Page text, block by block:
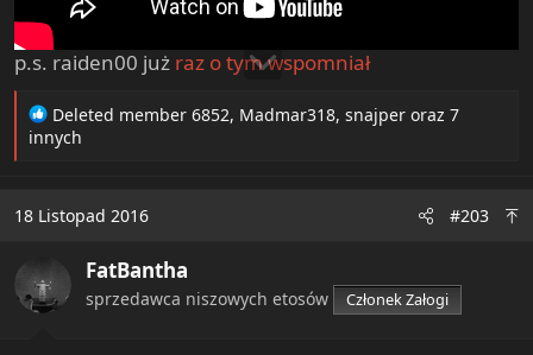
p.s. raiden00 już raz o tym wspomniał
R
e
i
n
s
:
Deleted member 6852, Madmar318, snajper oraz 7
innych
18 Listopad 2016 #203
FatBantha
sprzedawca niszowych etosów Członek Załogi